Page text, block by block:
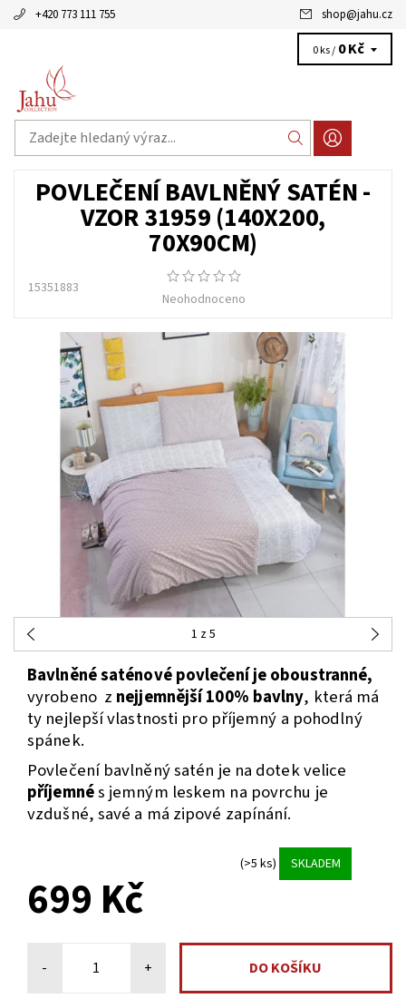
+420 773 111 755 shop@jahu.cz
0 ks / 0 Kč
POVLEČENÍ BAVLNĚNÝ SATÉN -
VZOR 31959 (140X200,
70X90CM)
15351883
Neohodnoceno
1 z 5
Bavlněné saténové povlečení je oboustranné,
vyrobeno z nejjemnější 100% bavlny, která má
ty nejlepší vlastnosti pro příjemný a pohodlný
spánek.
Povlečení bavlněný satén je na dotek velice
příjemnés jemným leskem na povrchu je
vzdušné, savé a má zipové zapínání.
(>5 ks) SKLADEM
699 Kč
- +